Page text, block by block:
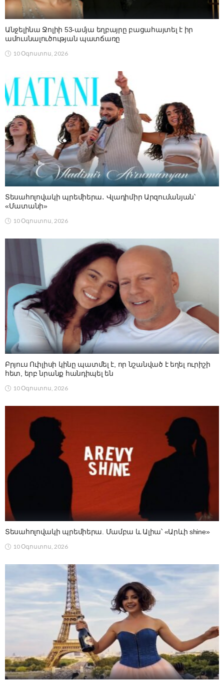
Անջելինա Ջոլիի 53-ամյա եղբայրը բացահայտել է իր
ամուսնալուծության պատճառը
10 Օգոստոս, 2026
Տեսահոլովակի պրեմիերա․ Վլադիմիր Արզումանյան՝
«Մատանի»
10 Օգոստոս, 2026
Բրյուս Ուիլիսի կինը պատմել է, որ նշանված է եղել ուրիշի
հետ, երբ նրանք հանդիպել են
10 Օգոստոս, 2026
Տեսահոլովակի պրեմիերա. Մամբա և Ալիա՝ «Արևի shine»
10 Օգոստոս, 2026